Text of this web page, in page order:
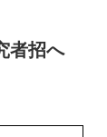
者招へ